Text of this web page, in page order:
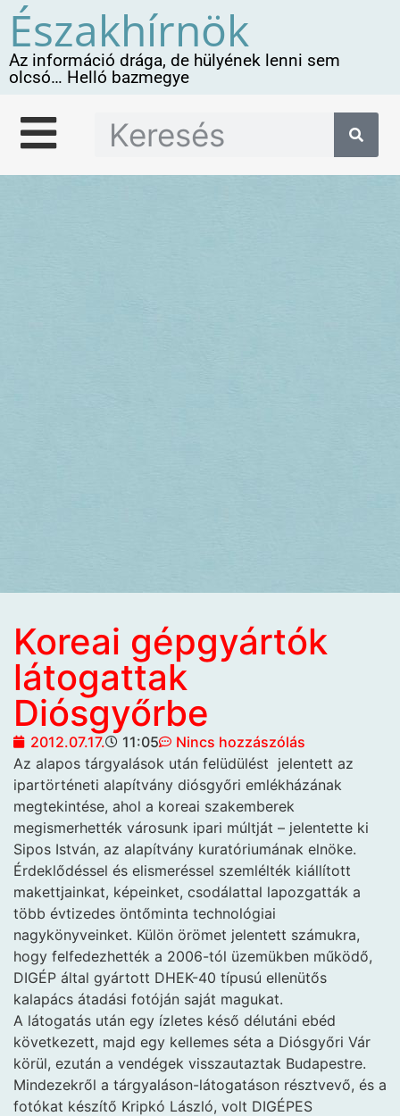
Északhírnök
Az információ drága, de hülyének lenni sem
olcsó… Helló bazmegye
Koreai gépgyártók
látogattak
Diósgyőrbe
2012.07.17. 11:05
Nincs hozzászólás
Az alapos tárgyalások után felüdülést jelentett az
ipartörténeti alapítvány diósgyőri emlékházának
megtekintése, ahol a koreai szakemberek
megismerhették városunk ipari múltját – jelentette ki
Sipos István, az alapítvány kuratóriumának elnöke.
Érdeklődéssel és elismeréssel szemlélték kiállított
makettjainkat, képeinket, csodálattal lapozgatták a
több évtizedes öntőminta technológiai
nagykönyveinket. Külön örömet jelentett számukra,
hogy felfedezhették a 2006-tól üzemükben működő,
DIGÉP által gyártott DHEK-40 típusú ellenütős
kalapács átadási fotóján saját magukat.
A látogatás után egy ízletes késő délutáni ebéd
következett, majd egy kellemes séta a Diósgyőri Vár
körül, ezután a vendégek visszautaztak Budapestre.
Mindezekről a tárgyaláson-látogatáson résztvevő, és a
fotókat készítő Kripkó László, volt DIGÉPES